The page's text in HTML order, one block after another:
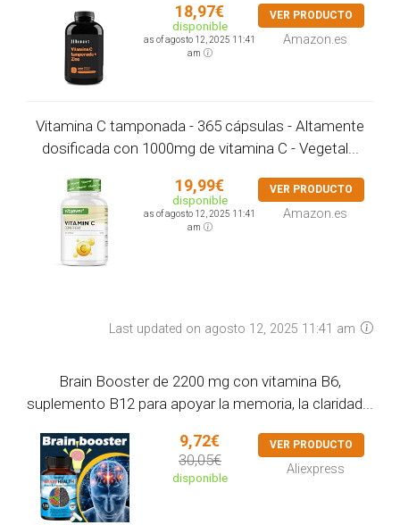
18,97€
disponible
as of agosto 12, 2025 11:41
am
VER PRODUCTO
Amazon.es
Vitamina C tamponada - 365 cápsulas - Altamente
dosificada con 1000mg de vitamina C - Vegetal...
19,99€
disponible
as of agosto 12, 2025 11:41
am
VER PRODUCTO
Amazon.es
Last updated on agosto 12, 2025 11:41 am
Brain Booster de 2200 mg con vitamina B6,
suplemento B12 para apoyar la memoria, la claridad...
9,72€
30,05€
disponible
VER PRODUCTO
Aliexpress